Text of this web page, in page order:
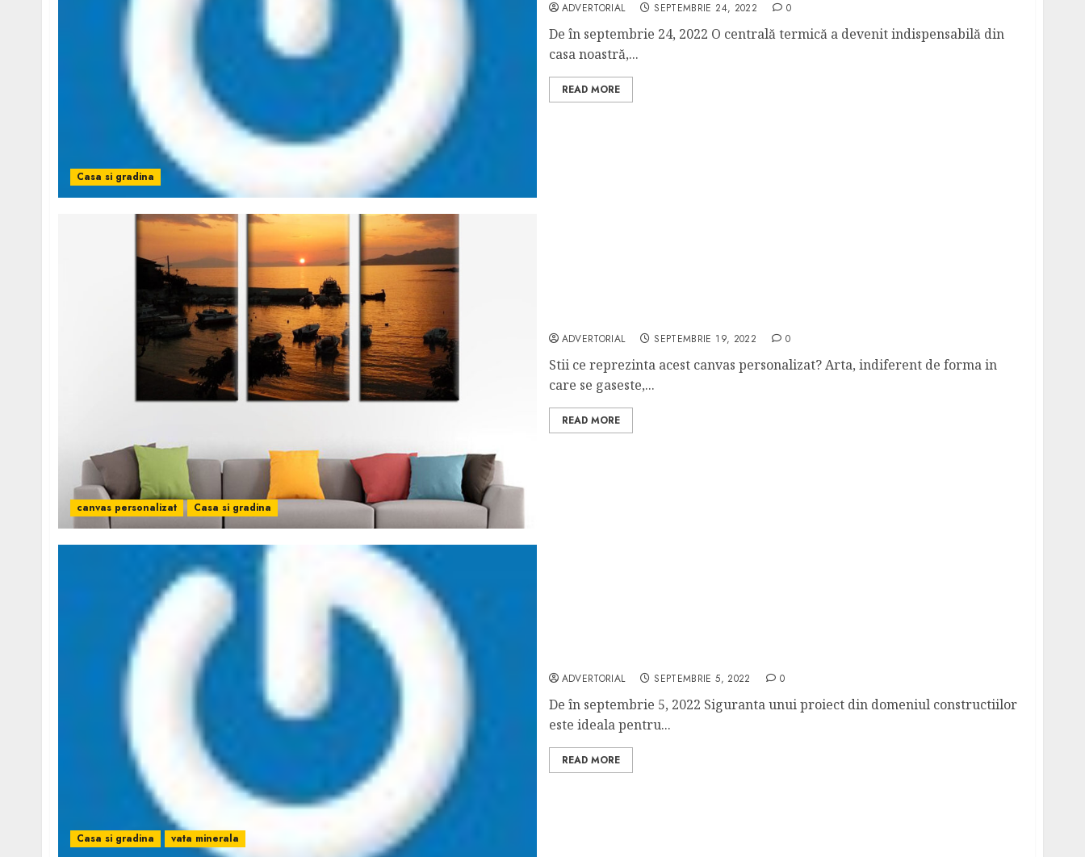
Casa si gradina
ADVERTORIAL SEPTEMBRIE 24, 2022 0
De în septembrie 24, 2022 O centrală termică a devenit indispensabilă din
casa noastră,...
READ MORE
canvas personalizat Casa si gradina
ADVERTORIAL SEPTEMBRIE 19, 2022 0
Stii ce reprezinta acest canvas personalizat? Arta, indiferent de forma in
care se gaseste,...
READ MORE
Casa si gradina vata minerala
ADVERTORIAL SEPTEMBRIE 5, 2022 0
De în septembrie 5, 2022 Siguranta unui proiect din domeniul constructiilor
este ideala pentru...
READ MORE